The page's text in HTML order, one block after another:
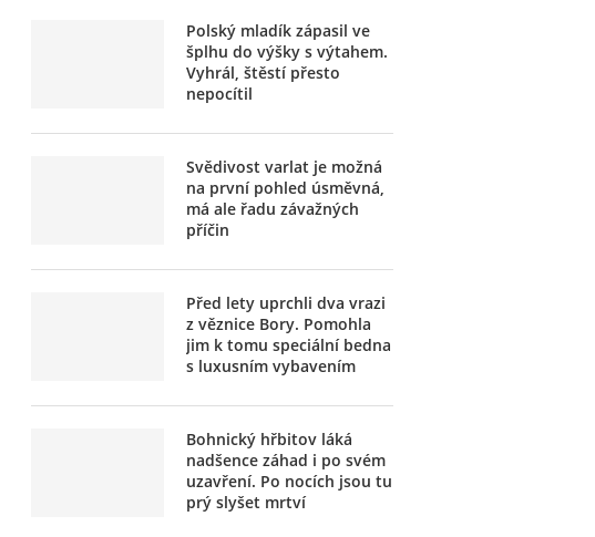
Polský mladík zápasil ve
šplhu do výšky s výtahem.
Vyhrál, štěstí přesto
nepocítil
Svědivost varlat je možná
na první pohled úsměvná,
má ale řadu závažných
příčin
Před lety uprchli dva vrazi
z věznice Bory. Pomohla
jim k tomu speciální bedna
s luxusním vybavením
Bohnický hřbitov láká
nadšence záhad i po svém
uzavření. Po nocích jsou tu
prý slyšet mrtví